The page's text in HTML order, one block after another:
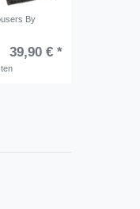
By
39,90 € *